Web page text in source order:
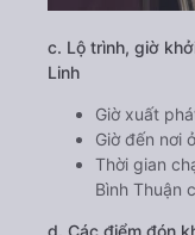
c. Lộ trình, giờ
Linh
Giờ xuất
Giờ đến nơi
Thời gian
Bình Thuận
d. Các điểm đón